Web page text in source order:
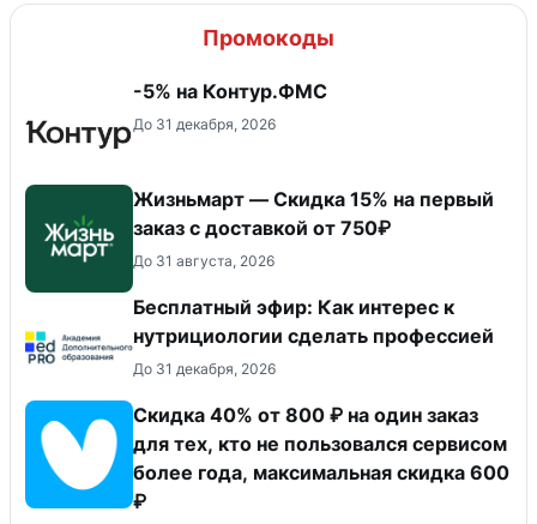
Промокоды
-5% на Контур.ФМС
До 31 декабря, 2026
Жизньмарт — Скидка 15% на первый
заказ с доставкой от 750₽
До 31 августа, 2026
Бесплатный эфир: Как интерес к
нутрициологии сделать профессией
До 31 декабря, 2026
Скидка 40% от 800 ₽ на один заказ
для тех, кто не пользовался сервисом
более года, максимальная скидка 600
₽